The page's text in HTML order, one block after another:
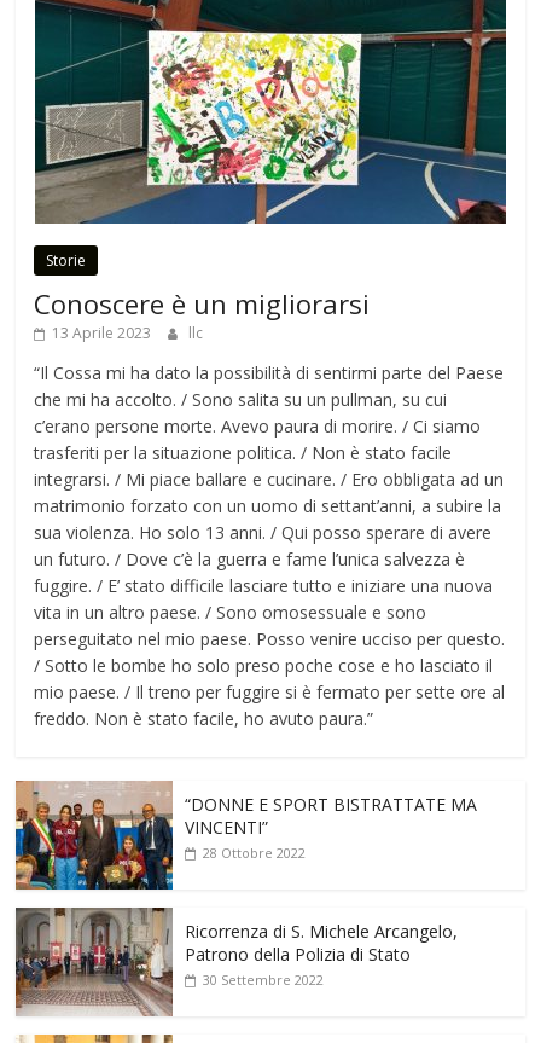
Storie
Conoscere è un migliorarsi
13 Aprile 2023 llc
“Il Cossa mi ha dato la possibilità di sentirmi parte del Paese
che mi ha accolto. / Sono salita su un pullman, su cui
c’erano persone morte. Avevo paura di morire. / Ci siamo
trasferiti per la situazione politica. / Non è stato facile
integrarsi. / Mi piace ballare e cucinare. / Ero obbligata ad un
matrimonio forzato con un uomo di settant’anni, a subire la
sua violenza. Ho solo 13 anni. / Qui posso sperare di avere
un futuro. / Dove c’è la guerra e fame l’unica salvezza è
fuggire. / E’ stato difficile lasciare tutto e iniziare una nuova
vita in un altro paese. / Sono omosessuale e sono
perseguitato nel mio paese. Posso venire ucciso per questo.
/ Sotto le bombe ho solo preso poche cose e ho lasciato il
mio paese. / Il treno per fuggire si è fermato per sette ore al
freddo. Non è stato facile, ho avuto paura.”
“DONNE E SPORT BISTRATTATE MA
VINCENTI”
28 Ottobre 2022
Ricorrenza di S. Michele Arcangelo,
Patrono della Polizia di Stato
30 Settembre 2022